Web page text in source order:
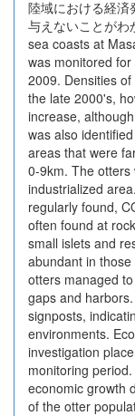
陸域における経済
与えないことが
sea coasts at
was monitored
2009. Densities
the late 2000's,
increase,
was also
areas that were
0-9km. The
industrialized
regularly found,
often found at
small islets and
abundant in
otters managed
gaps and
signposts,
environments.
investigation
monitoring
economic growth
of the otter